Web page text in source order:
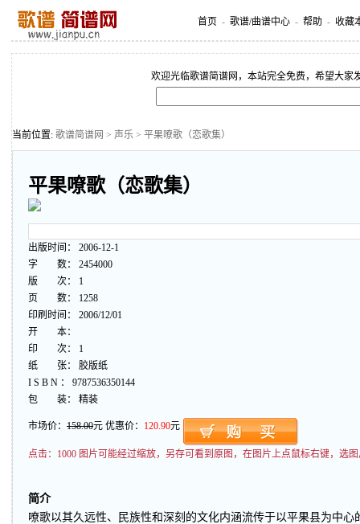
首页 - 歌谱/曲谱中心 - 帮助 - 收藏
欢迎光临歌谱简谱网，本站完全免费，希望大家
当前位置: 歌谱简谱网 > 声乐 > 平果嘹歌（恋歌集）
平果嘹歌（恋歌集）
出版时间： 2006-12-1
字 数： 2454000
版 次： 1
页 数： 1258
印刷时间： 2006/12/01
开 本：
印 次： 1
纸 张： 胶版纸
I S B N ： 9787536350144
包 装： 精装
市场价： 158.00元 优惠价： 120.90元
点击： 1000 图片可能经过缩放，另存可看到原图，在图片上点鼠标右键，选
简介
嘹歌以其久远性、民族性和深刻的文化内涵流传于以平果县为中